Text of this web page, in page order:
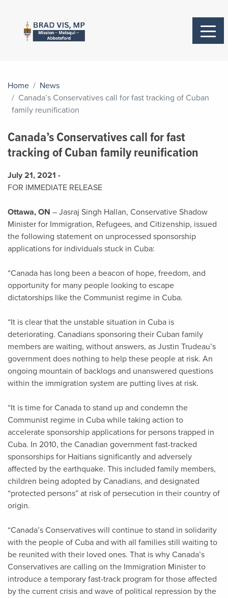
Home
News
Canada’s Conservatives call for fast tracking of Cuban
family reunification
Canada’s Conservatives call for fast
tracking of Cuban family reunification
July 21, 2021 -
FOR IMMEDIATE RELEASE
Ottawa, ON – Jasraj Singh Hallan, Conservative Shadow
Minister for Immigration, Refugees, and Citizenship, issued
the following statement on unprocessed sponsorship
applications for individuals stuck in Cuba:
“Canada has long been a beacon of hope, freedom, and
opportunity for many people looking to escape
dictatorships like the Communist regime in Cuba.
“It is clear that the unstable situation in Cuba is
deteriorating. Canadians sponsoring their Cuban family
members are waiting, without answers, as Justin Trudeau’s
government does nothing to help these people at risk. An
ongoing mountain of backlogs and unanswered questions
within the immigration system are putting lives at risk.
“It is time for Canada to stand up and condemn the
Communist regime in Cuba while taking action to
accelerate sponsorship applications for persons trapped in
Cuba. In 2010, the Canadian government fast-tracked
sponsorships for Haitians significantly and adversely
affected by the earthquake. This included family members,
children being adopted by Canadians, and designated
“protected persons” at risk of persecution in their country of
origin.
“Canada’s Conservatives will continue to stand in solidarity
with the people of Cuba and with all families still waiting to
be reunited with their loved ones. That is why Canada’s
Conservatives are calling on the Immigration Minister to
introduce a temporary fast-track program for those affected
by the current crisis and wave of political repression by the